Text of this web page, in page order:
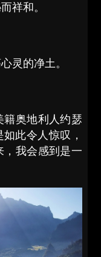
祥和。
灵的净土。
籍奥地利人约瑟
此令人惊叹，
，我会感到是一